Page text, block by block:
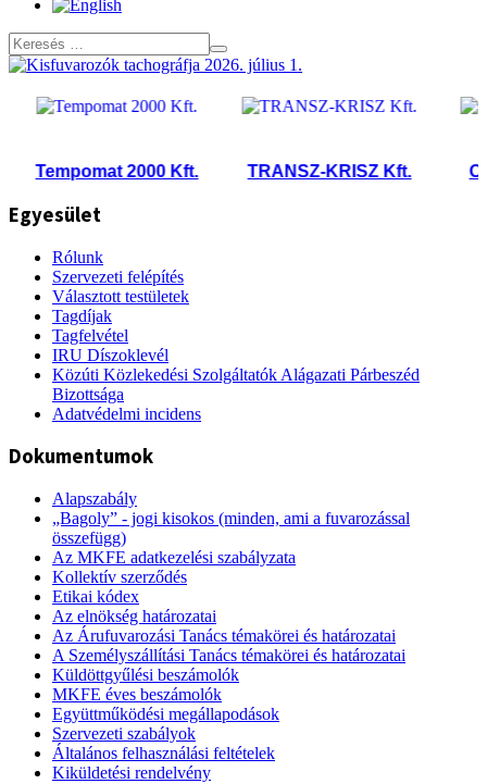
Tempomat 2000 Kft. TRANSZ-KRISZ Kft.
Egyesület
Rólunk
Szervezeti felépítés
Választott testületek
Tagdíjak
Tagfelvétel
IRU Díszoklevél
Közúti Közlekedési Szolgáltatók Alágazati Párbeszéd
Bizottsága
Adatvédelmi incidens
Dokumentumok
Alapszabály
„Bagoly” - jogi kisokos (minden, ami a fuvarozással
összefügg)
Az MKFE adatkezelési szabályzata
Kollektív szerződés
Etikai kódex
Az elnökség határozatai
Az Árufuvarozási Tanács témakörei és határozatai
A Személyszállítási Tanács témakörei és határozatai
Küldöttgyűlési beszámolók
MKFE éves beszámolók
Együttműködési megállapodások
Szervezeti szabályok
Általános felhasználási feltételek
Kiküldetési rendelvény